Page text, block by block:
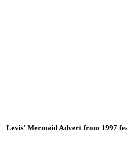
Levis' Mermaid Advert from 1997